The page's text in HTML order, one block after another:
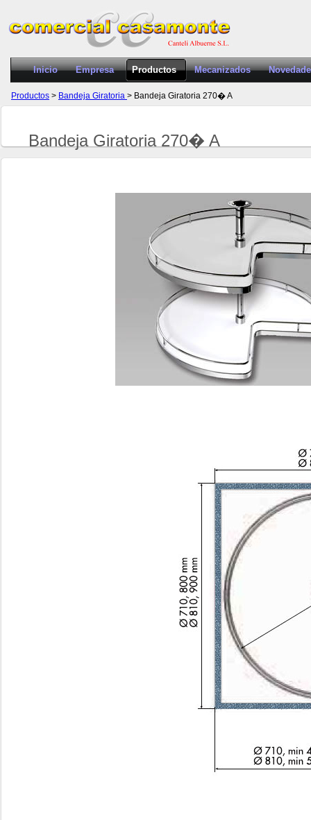
Inicio Empresa Productos Mecanizados
Productos > Bandeja Giratoria > Bandeja Giratoria 270� A
Bandeja Giratoria 270� A